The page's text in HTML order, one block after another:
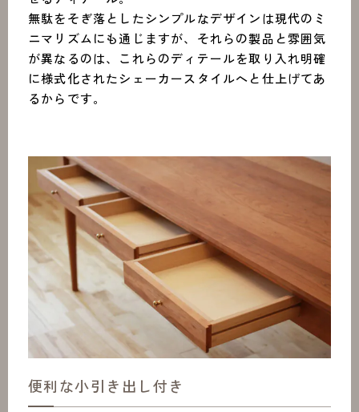
無駄をそぎ落としたシンプルなデザインは現代のミ
ニマリズムにも通じますが、それらの製品と雰囲気
が異なるのは、これらのディテールを取り入れ明確
に様式化されたシェーカースタイルへと仕上げてあ
るからです。
便利な小引き出し付き